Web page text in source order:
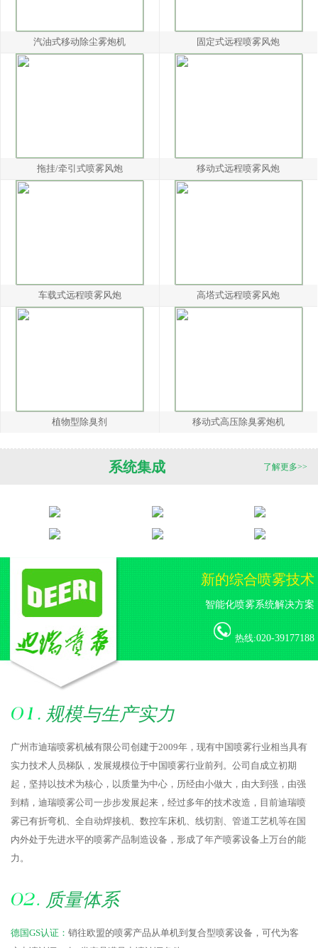
汽油式移动除尘雾炮机 固定式远程喷雾风炮
拖挂/牵引式喷雾风炮 移动式远程喷雾风炮
车载式远程喷雾风炮 高塔式远程喷雾风炮
植物型除臭剂 移动式高压除臭雾炮机
了解更多>>
系统集成
新的综合喷雾技术
智能化喷雾系统解决方案
热线:020-39177188
规模与生产实力
广州市迪瑞喷雾机械有限公司创建于2009年，现有中国喷雾行业相当具有
实力技术人员梯队，发展规模位于中国喷雾行业前列。公司自成立初期
起，坚持以技术为核心，以质量为中心，历经由小做大，由大到强，由强
到精，迪瑞喷雾公司一步步发展起来，经过多年的技术改造，目前迪瑞喷
雾已有折弯机、全自动焊接机、数控车床机、线切割、管道工艺机等在国
内外处于先进水平的喷雾产品制造设备，形成了年产喷雾设备上万台的能
力。
质量体系
德国GS认证： 销往欧盟的喷雾产品从单机到复合型喷雾设备，可代为客